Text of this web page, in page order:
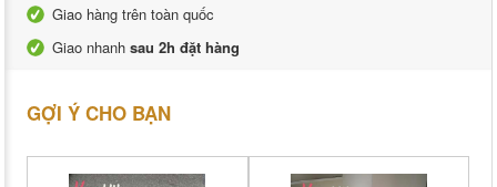
Giao hàng trên toàn quốc
Giao nhanh sau 2h đặt hàng
GỢI Ý CHO BẠN